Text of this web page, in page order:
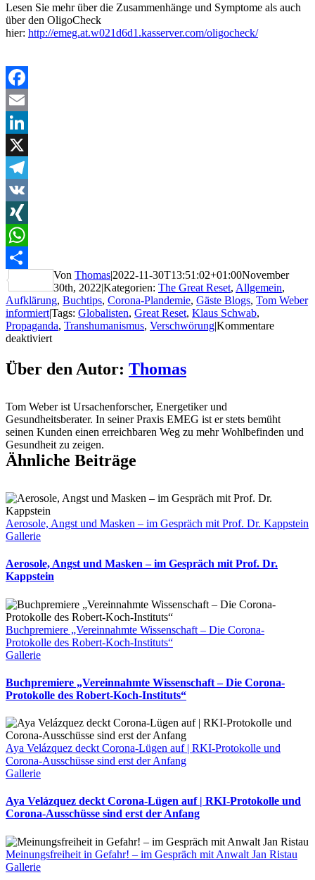
Lesen Sie mehr über die Zusammenhänge und Symptome als auch
über den OligoCheck
hier: http://emeg.at.w021d6d1.kasserver.com/oligocheck/
Facebook
Email
LinkedIn
X
Telegram
VK
XING
WhatsApp
Teilen
Von Thomas|2022-11-30T13:51:02+01:00November
30th, 2022|Kategorien: The Great Reset, Allgemein,
Aufklärung, Buchtips, Corona-Plandemie, Gäste Blogs, Tom Weber
informiert|Tags: Globalisten, Great Reset, Klaus Schwab,
Propaganda, Transhumanismus, Verschwörung|Kommentare
deaktiviertfür
Agenda:
Der
durchschaut!
Über den Autor: Thomas
Tom Weber ist Ursachenforscher, Energetiker und
Gesundheitsberater. In seiner Praxis EMEG ist er stets bemüht
seinen Kunden einen erreichbaren Weg zu mehr Wohlbefinden und
Gesundheit zu zeigen.
Ähnliche Beiträge
Aerosole, Angst und Masken – im Gespräch mit Prof. Dr. Kappstein
Gallerie
Aerosole, Angst und Masken – im Gespräch mit Prof. Dr.
Kappstein
Buchpremiere „Vereinnahmte Wissenschaft – Die Corona-
Protokolle des Robert-Koch-Instituts“
Gallerie
Buchpremiere „Vereinnahmte Wissenschaft – Die Corona-
Protokolle des Robert-Koch-Instituts“
Aya Velázquez deckt Corona-Lügen auf | RKI-Protokolle und
Corona-Ausschüsse sind erst der Anfang
Gallerie
Aya Velázquez deckt Corona-Lügen auf | RKI-Protokolle und
Corona-Ausschüsse sind erst der Anfang
Meinungsfreiheit in Gefahr! – im Gespräch mit Anwalt Jan Ristau
Gallerie